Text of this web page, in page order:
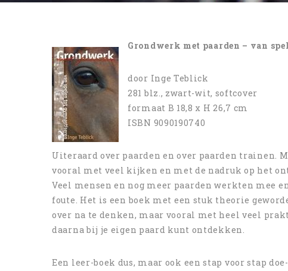
Grondwerk met paarden – van
door Inge Teblick
281 blz., zwart-wit, softcover
formaat B 18,8 x H 26,7 cm
ISBN 9090190740
Uiteraard over paarden en over paarden trainen.
vooral met veel kijken en met de nadruk op het
Veel mensen en nog meer paarden werkten mee
foute. Het is een boek met een stuk theorie
over na te denken, maar vooral met heel veel
daarna bij je eigen paard kunt ontdekken.
Een leer-boek dus, maar ook een stap voor stap